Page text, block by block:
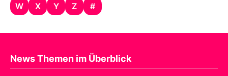
W
X Y Z #
News Themen im Überblick